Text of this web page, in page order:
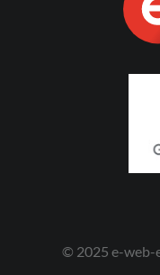
© 2025 e-web-